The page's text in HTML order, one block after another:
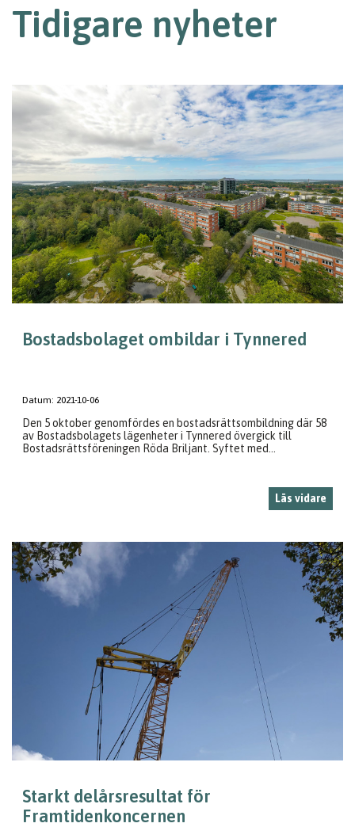
Tidigare nyheter
Bostadsbolaget ombildar i Tynnered
Datum: 2021-10-06
Den 5 oktober genomfördes en bostadsrättsombildning där 58
av Bostadsbolagets lägenheter i Tynnered övergick till
Bostadsrättsföreningen Röda Briljant. Syftet med...
Läs vidare
Starkt delårsresultat för
Framtidenkoncernen